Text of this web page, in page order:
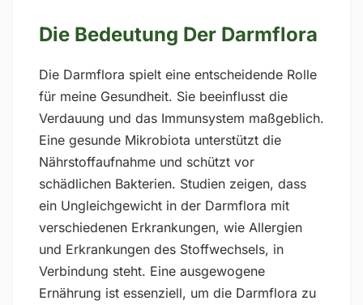
Die Bedeutung Der Darmflora
Die Darmflora spielt eine entscheidende Rolle
für meine Gesundheit. Sie beeinflusst die
Verdauung und das Immunsystem maßgeblich.
Eine gesunde Mikrobiota unterstützt die
Nährstoffaufnahme und schützt vor
schädlichen Bakterien. Studien zeigen, dass
ein Ungleichgewicht in der Darmflora mit
verschiedenen Erkrankungen, wie Allergien
und Erkrankungen des Stoffwechsels, in
Verbindung steht. Eine ausgewogene
Ernährung ist essenziell, um die Darmflora zu